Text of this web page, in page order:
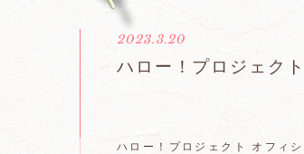
2023.3.20
ハロー！プロジェク
ハロー！プロジェクト オフィ